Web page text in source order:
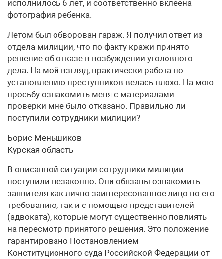
исполнилось 6 лет, и соответственно вклеена
фотография ребенка.
Летом был обворован гараж. Я получил ответ из
отдела милиции, что по факту кражи принято
решение об отказе в возбуждении уголовного
дела. На мой взгляд, практически работа по
установлению преступников велась плохо. На мою
просьбу ознакомить меня с материалами
проверки мне было отказано. Правильно ли
поступили сотрудники милиции?
Борис Меньшиков
Курская область
В описанной ситуации сотрудники милиции
поступили незаконно. Они обязаны ознакомить
заявителя как лично заинтересованное лицо по его
требованию, так и с помощью представителей
(адвоката), которые могут существенно повлиять
на пересмотр принятого решения. Это положение
гарантировано Постановлением
Конституционного суда Российской Федерации от